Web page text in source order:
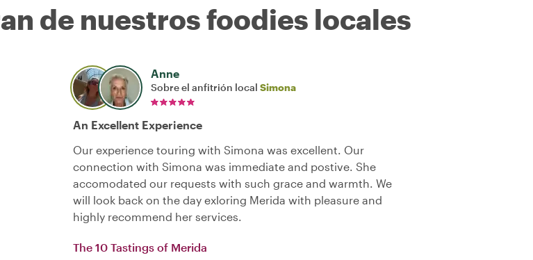
de nuestros foodies locales
Anne
Sobre el anfitrión local Simona
An Excellent Experience
Our experience touring with Simona was excellent. Our
connection with Simona was immediate and postive. She
accomodated our requests with such grace and warmth. We
will look back on the day exloring Merida with pleasure and
highly recommend her services.
The 10 Tastings of Merida